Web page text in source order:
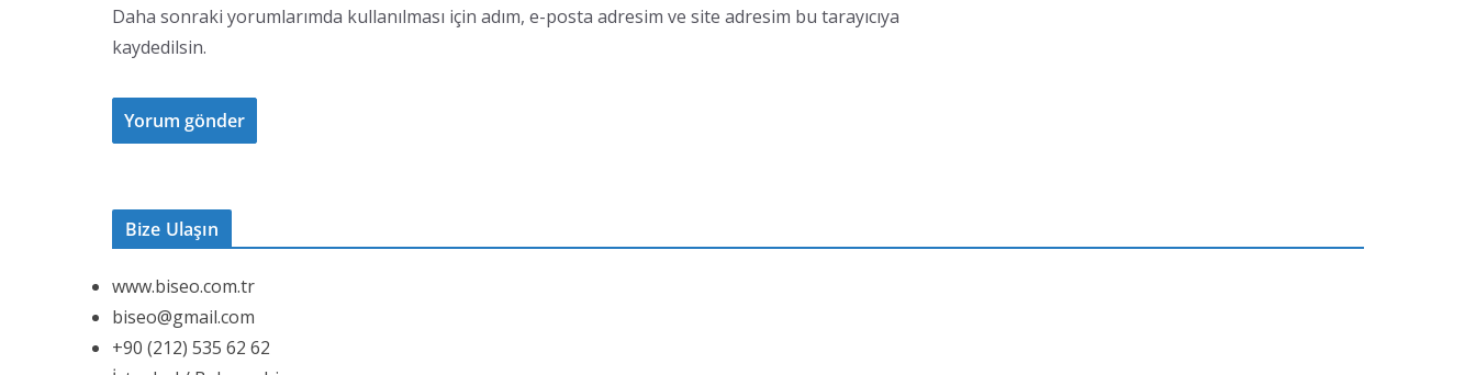
Daha sonraki yorumlarımda kullanılması için adım, e-posta adresim ve site adresim bu tarayıcıya
kaydedilsin.
Bize Ulaşın
www.biseo.com.tr
biseo@gmail.com
+90 (212) 535 62 62